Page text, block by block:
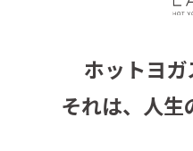
ホットヨガ
それは、人生